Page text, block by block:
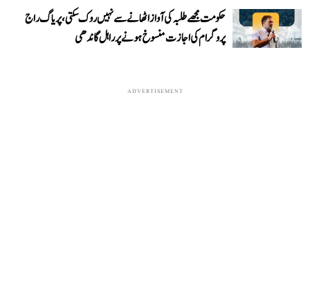
حکومت مجھے طلبہ کی آواز اٹھانے سے نہیں روک سکتی، پریاگ راج
پروگرام کی اجازت منسوخ ہونے پر راہل گاندھی
ADVERTISEMENT